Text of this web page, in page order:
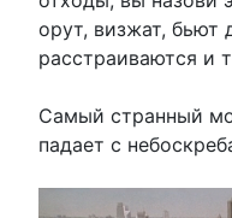
орут, визжат, бьют
расстраиваются и
Самый странный
падает с